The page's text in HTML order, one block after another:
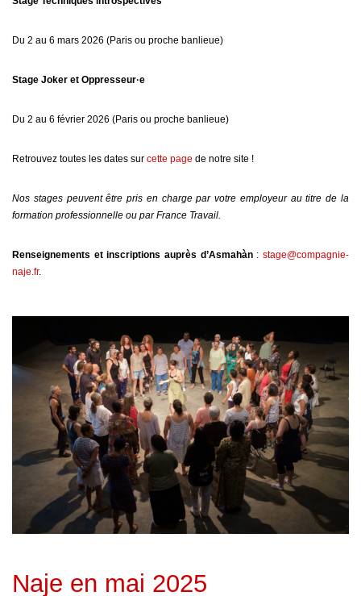
Du 2 au 6 mars 2026 (Paris ou proche banlieue)
Stage Joker et Oppresseur·e
Du 2 au 6 février 2026 (Paris ou proche banlieue)
Retrouvez toutes les dates sur cette page de notre site !
Nos stages peuvent être pris en charge par votre employeur au titre de la
formation professionnelle ou par France Travail.
Renseignements et inscriptions auprès d’Asmahàn:stage@compagnie-
naje.fr.
Naje en mai 2025